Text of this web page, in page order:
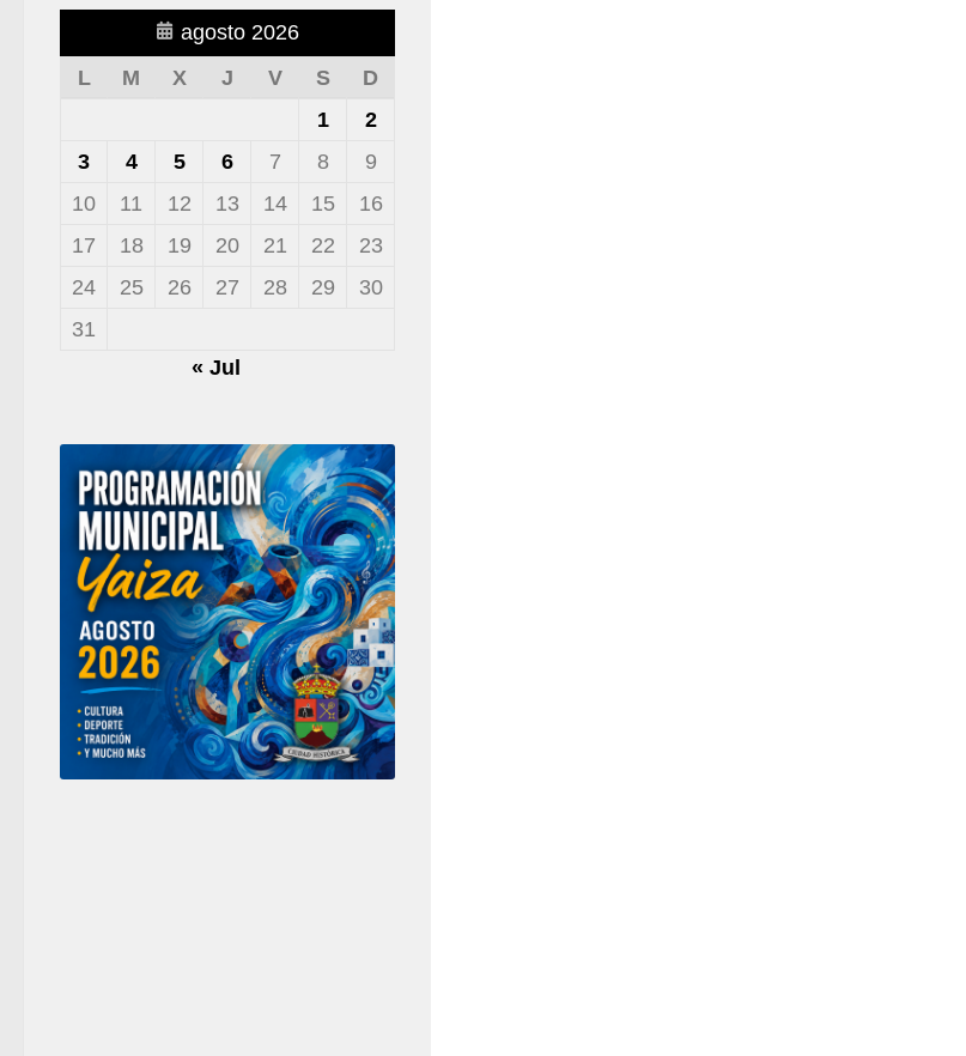
agosto 2026
L
M X J V S
D
1
2
3
4 5 6 7 8
9
10
11 12 13 14 15
16
17
18 19 20 21 22
23
24
25 26 27 28 29
30
31
« Jul